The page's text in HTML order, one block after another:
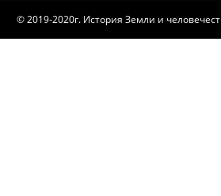
© 2019-2020г. История Земли и